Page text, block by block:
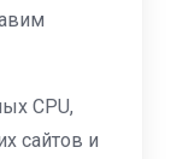
CPU,
сайтов и